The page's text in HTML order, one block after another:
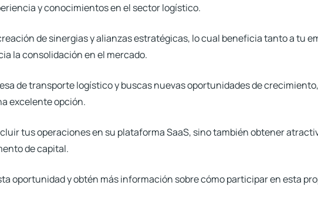
y conocimientos en el sector logístico.
de sinergias y alianzas estratégicas, lo cual beneficia tanto a tu
la consolidación en el mercado.
de transporte logístico y buscas nuevas oportunidades de
excelente opción.
tus operaciones en su plataforma SaaS, sino también obtener
de capital.
oportunidad y obtén más información sobre cómo participar en esta